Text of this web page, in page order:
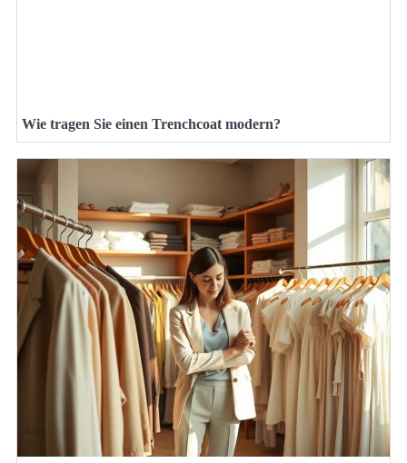
Wie tragen Sie einen Trenchcoat modern?